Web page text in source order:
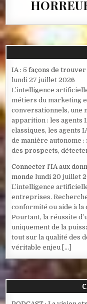
IA : 5 façons de
lundi 27 juillet 2026
L’intelligence
métiers du marketing
conversationnels, une
apparition : les agents
classiques, les agents
de manière autonome
des prospects,
Connecter l’IA aux
monde lundi 20 juillet
L’intelligence
entreprises.
conformité ou aide à la
Pourtant, la réussite
uniquement de la
tout sur la qualité des
véritable enjeu […]